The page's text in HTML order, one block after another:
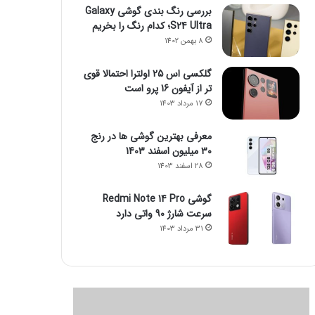
بررسی رنگ بندی گوشی Galaxy
S24 Ultra؛ کدام رنگ را بخریم
8 بهمن 1402
گلکسی اس 25 اولترا احتمالا قوی
تر از آیفون 16 پرو است
17 مرداد 1403
معرفی بهترین گوشی ها در رنج
۳۰ میلیون اسفند 1403
28 اسفند 1403
گوشی Redmi Note 14 Pro
سرعت شارژ 90 واتی دارد
31 مرداد 1403